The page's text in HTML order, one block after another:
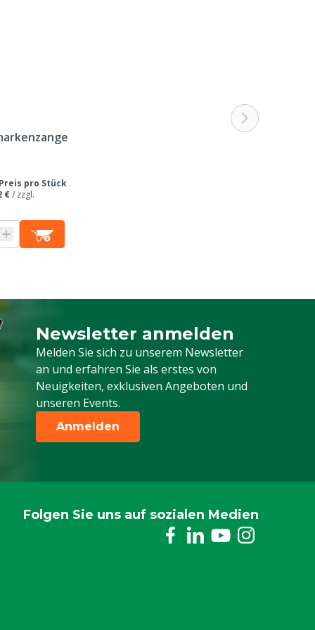
Preis pro Stück
€/ zzgl.
Newsletter anmelden
Melden Sie sich zu unserem Newsletter
an und erfahren Sie als erstes von
Neuigkeiten, exklusiven Angeboten und
unseren Events.
Melden Sie sich für unseren Newsletter
Anmelden
Folgen Sie uns auf sozialen Medien